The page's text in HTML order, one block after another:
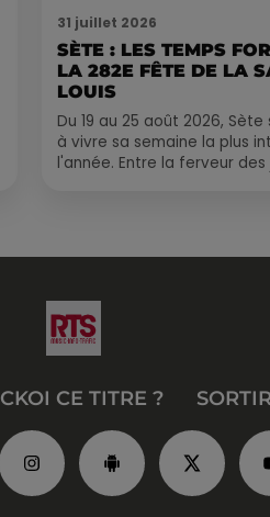
31 juillet 2026
SÈTE : LES TEMPS
LA 282E FÊTE DE LA
LOUIS
Du 19 au 25 août 2026,
à vivre sa semaine la plus
l'année. Entre la ferveur des
CKOI CE TITRE ? SORTIR